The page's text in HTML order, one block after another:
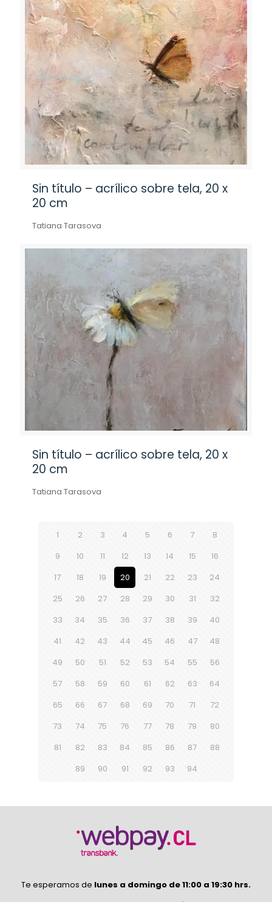
Sin título – acrílico sobre tela, 20 x
20 cm
Tatiana Tarasova
Sin título – acrílico sobre tela, 20 x
20 cm
Tatiana Tarasova
1 2 3 4 5 6 7
8
9
10 11 12 13 14 15
16
17
18 19 20 21 22 23
24
25
26 27 28 29 30 31
32
33
34 35 36 37 38 39
40
41
42 43 44 45 46 47
48
49
50 51 52 53 54 55
56
57
58 59 60 61 62 63
64
65
66 67 68 69 70 71
72
73
74 75 76 77 78 79
80
81
82 83 84 85 86 87
88
89
90 91 92 93 94
Te esperamos de lunes a domingo de 11:00 a 19:30 hrs.